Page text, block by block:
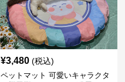
¥3,480 (税込)
ペットマット 可愛いキャラクタ